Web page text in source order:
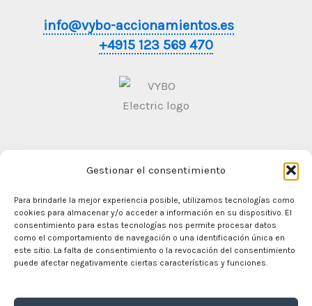
Gestionar el consentimiento
Para brindarle la mejor experiencia posible, utilizamos tecnologías como
cookies para almacenar y/o acceder a información en su dispositivo. El
consentimiento para estas tecnologías nos permite procesar datos
como el comportamiento de navegación o una identificación única en
este sitio. La falta de consentimiento o la revocación del consentimiento
puede afectar negativamente ciertas características y funciones.
info@vybo-accionamientos.es
+4915 123 569 470
Politica de
Privacidad
En casa
Motores eléctricos